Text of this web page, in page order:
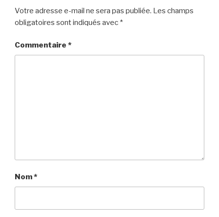
Votre adresse e-mail ne sera pas publiée. Les champs
obligatoires sont indiqués avec *
Commentaire *
Nom*